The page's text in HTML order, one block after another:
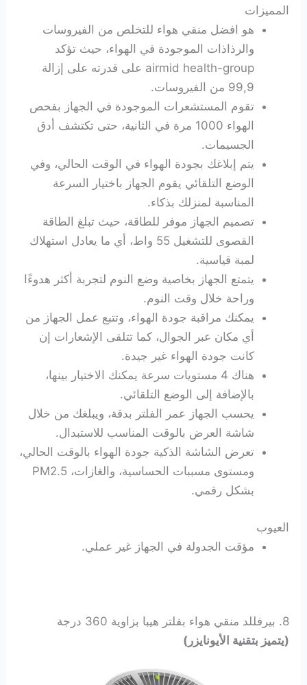
المميزات
هو افضل منقي هواء للتخلص من الفيروسات
والرذاذات الموجودة في الهواء، حيث تؤكد
airmid health-group على قدرته على إزالة
99,9 من الفيروسات.
تقوم المستشعرات الموجودة في الجهاز بفحص
الهواء 1000 مرة في الثانية، حتى تكتشف أدق
الجسيمات.
يتم إبلاغك بجودة الهواء في الوقت الحالي، وفي
الوضع التلقائي يقوم الجهاز باختيار السرعة
المناسبة لمنزلك بذكاء.
تصميم الجهاز موفر للطاقة، حيث تبلغ الطاقة
القصوى للتشغيل 55 واط، أي ما يعادل استهلاك
لمبة قياسية.
يتمتع الجهاز بخاصية وضع النوم لتجربة أكثر هدوءًا
وراحة خلال وقت النوم.
يمكنك مراقبة جودة الهواء، وتتبع عمل الجهاز من
أي مكان عبر الجوال، كما تتلقى الإشعارات إن
كانت جودة الهواء غير جيدة.
هناك 4 مستويات سرعة يمكنك الاختيار بينها،
بالإضافة إلى الوضع التلقائي.
يحسب الجهاز عمر الفلتر بدقة، ويبلغك من خلال
شاشة العرض بالوقت المناسب للاستبدال.
تعرض الشاشة الذكية جودة الهواء بالوقت الحالي،
ومستوى مسببات الحساسية، والغازات، PM2.5
بشكل رقمي.
العيوب
مؤقت الجدولة في الجهاز غير عملي.
8. بيرفللد منقي هواء بفلتر هيبا بزاوية 360 درجة
(يتميز بتقنية الأيونايزر)